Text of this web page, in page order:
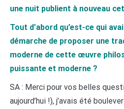
une nuit publient à nouveau
Tout d’abord qu’est-ce qui
démarche de proposer une
moderne de cette œuvre
puissante et moderne ?
SA : Merci pour vos belles
aujourd’hui !), j’avais été